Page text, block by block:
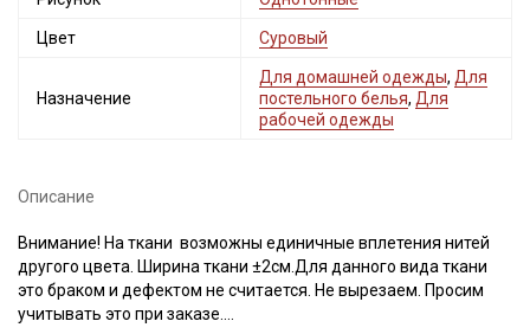
Цвет Суровый
Назначение
Для домашней одежды, Для
постельного белья, Для
рабочей одежды
Описание
Внимание! На ткани возможны единичные вплетения нитей
другого цвета. Ширина ткани ±2см.Для данного вида ткани
это браком и дефектом не считается. Не вырезаем. Просим
учитывать это при заказе.